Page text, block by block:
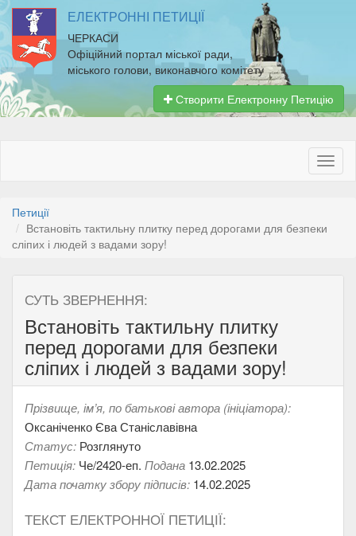
ЕЛЕКТРОННІ ПЕТИЦІЇ
ЧЕРКАСИ
Офіційний портал міської ради,
міського голови, виконавчого комітету
Створити Електронну Петицію
Петиції
Встановіть тактильну плитку перед дорогами для безпеки
сліпих і людей з вадами зору!
СУТЬ ЗВЕРНЕННЯ:
Встановіть тактильну плитку
перед дорогами для безпеки
сліпих і людей з вадами зору!
Прізвище, ім’я, по батькові автора (ініціатора):
Оксаніченко Єва Станіславівна
Статус: Розглянуто
Петиція: Че/2420-еп. Подана 13.02.2025
Дата початку збору підписів: 14.02.2025
ТЕКСТ ЕЛЕКТРОННОЇ ПЕТИЦІЇ: